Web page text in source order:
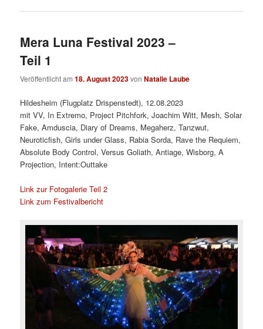
Mera Luna Festival 2023 –
Teil 1
Veröffentlicht am18. August 2023vonNatalie Laube
Hildesheim (Flugplatz Drispenstedt), 12.08.2023
mit VV, In Extremo, Project Pitchfork, Joachim Witt, Mesh, Solar
Fake, Amduscia, Diary of Dreams, Megaherz, Tanzwut,
Neuroticfish, Girls under Glass, Rabia Sorda, Rave the Requiem,
Absolute Body Control, Versus Goliath, Antiage, Wisborg, A
Projection, Intent:Outtake
Link zur Fotogalerie Teil 2
Link zum Festivalbericht